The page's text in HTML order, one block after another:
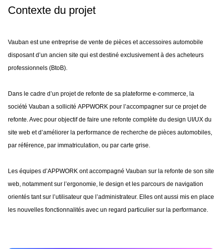
Contexte du projet
Vauban est une entreprise de vente de pièces et accessoires automobile
disposant d’un ancien site qui est destiné exclusivement à des acheteurs
professionnels (BtoB).
Dans le cadre d’un projet de refonte de sa plateforme e-commerce, la
société Vauban a sollicité APPWORK pour l’accompagner sur ce projet de
refonte. Avec pour objectif de faire une refonte complète du design UI/UX du
site web et d’améliorer la performance de recherche de pièces automobiles,
par référence, par immatriculation, ou par carte grise.
Les équipes d’APPWORK ont accompagné Vauban sur la refonte de son site
web, notamment sur l’ergonomie, le design et les parcours de navigation
orientés tant sur l’utilisateur que l’administrateur. Elles ont aussi mis en place
les nouvelles fonctionnalités avec un regard particulier sur la performance.